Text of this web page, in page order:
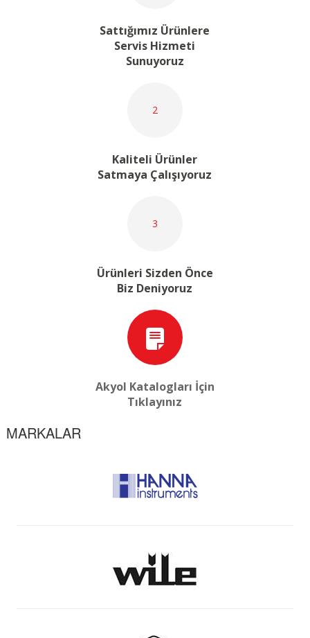
Sattığımız Ürünlere
Servis Hizmeti
Sunuyoruz
2
Kaliteli Ürünler
Satmaya Çalışıyoruz
3
Ürünleri Sizden Önce
Biz Deniyoruz
Akyol Katalogları İçin
Tıklayınız
MARKALAR